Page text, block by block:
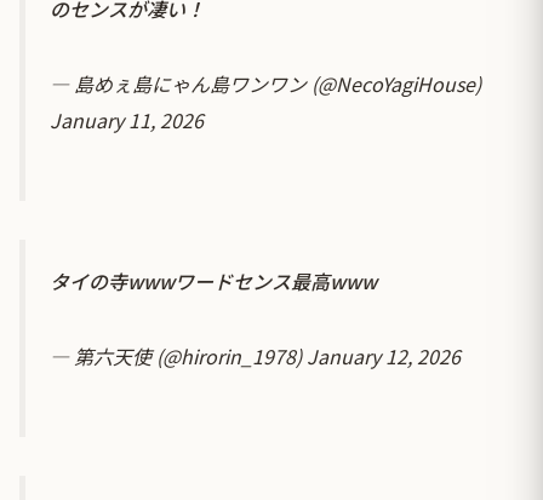
のセンスが凄い！
— 島めぇ島にゃん島ワンワン (@NecoYagiHouse)
January 11, 2026
タイの寺wwwワードセンス最高www
— 第六天使 (@hirorin_1978)January 12, 2026